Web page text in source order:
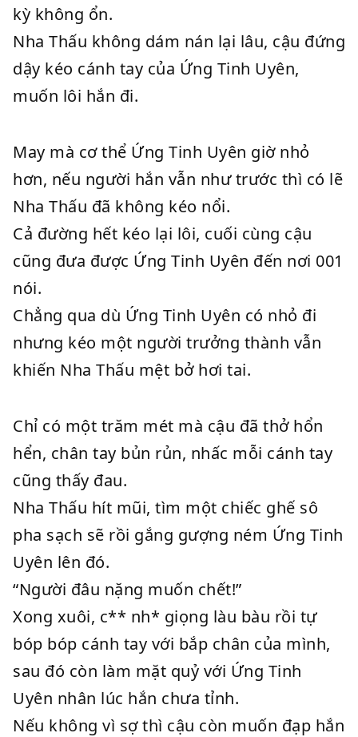
kỳ không ổn.
Nha Thấu không dám nán lại lâu, cậu đứng
dậy kéo cánh tay của Ứng Tinh Uyên,
muốn lôi hắn đi.
May mà cơ thể Ứng Tinh Uyên giờ nhỏ
hơn, nếu người hắn vẫn như trước thì có lẽ
Nha Thấu đã không kéo nổi.
Cả đường hết kéo lại lôi, cuối cùng cậu
cũng đưa được Ứng Tinh Uyên đến nơi 001
nói.
Chẳng qua dù Ứng Tinh Uyên có nhỏ đi
nhưng kéo một người trưởng thành vẫn
khiến Nha Thấu mệt bở hơi tai.
Chỉ có một trăm mét mà cậu đã thở hổn
hển, chân tay bủn rủn, nhấc mỗi cánh tay
cũng thấy đau.
Nha Thấu hít mũi, tìm một chiếc ghế sô
pha sạch sẽ rồi gắng gượng ném Ứng Tinh
Uyên lên đó.
“Người đâu nặng muốn chết!”
Xong xuôi, c** nh* giọng làu bàu rồi tự
bóp bóp cánh tay với bắp chân của mình,
sau đó còn làm mặt quỷ với Ứng Tinh
Uyên nhân lúc hắn chưa tỉnh.
Nếu không vì sợ thì cậu còn muốn đạp hắn